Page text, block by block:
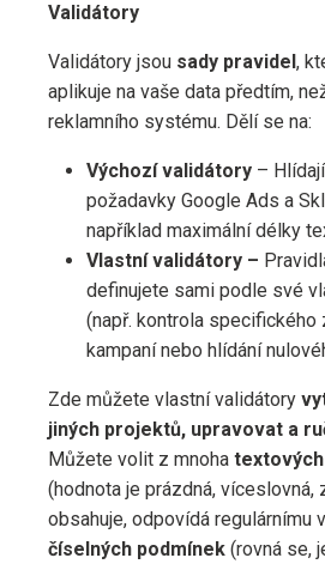
Validátory
Validátory jsou sady pravidel ,
aplikuje na vaše data předtím,
reklamního systému. Dělí se na:
Výchozí validátory –
požadavky Google Ads a
například maximální délky
Vlastní validátory –
definujete sami podle své
(např. kontrola specifického
kampaní nebo hlídání
Zde můžete vlastní validátory
jiných projektů, upravovat a
Můžete volit z mnoha
(hodnota je prázdná, víceslovná,
obsahuje, odpovídá regulárnímu
číselných podmínek (rovná se,